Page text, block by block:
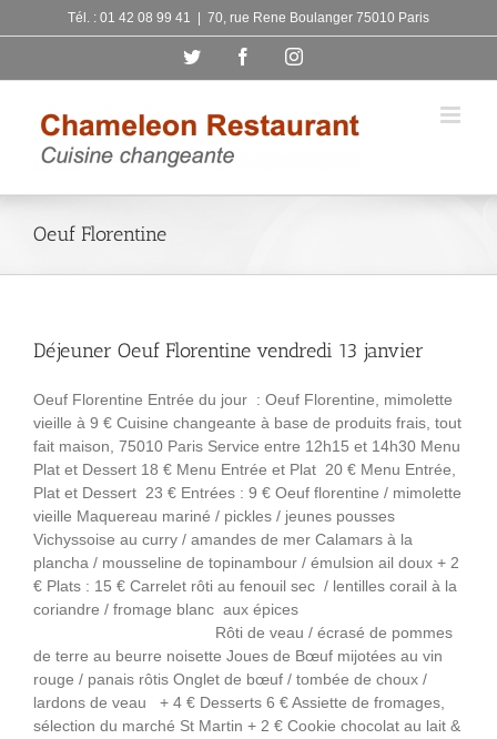
to
Tél. : 01 42 08 99 41 70, rue Rene Boulanger 75010 Paris
Twitter FacebookInstagram
Oeuf Florentine
Déjeuner Oeuf Florentine vendredi 13 janvier
Oeuf Florentine Entrée du jour : Oeuf Florentine, mimolette
vieille à 9 € Cuisine changeante à base de produits frais, tout
fait maison, 75010 Paris Service entre 12h15 et 14h30 Menu
Plat et Dessert 18 € Menu Entrée et Plat 20 € Menu Entrée,
Plat et Dessert 23 € Entrées : 9 € Oeuf florentine / mimolette
vieille Maquereau mariné / pickles / jeunes pousses
Vichyssoise au curry / amandes de mer Calamars à la
plancha / mousseline de topinambour / émulsion ail doux + 2
€ Plats : 15 € Carrelet rôti au fenouil sec / lentilles corail à la
coriandre / fromage blanc aux épices
Rôti de veau / écrasé de pommes
de terre au beurre noisette Joues de Bœuf mijotées au vin
rouge / panais rôtis Onglet de bœuf / tombée de choux /
lardons de veau + 4 € Desserts 6 € Assiette de fromages,
sélection du marché St Martin + 2 € Cookie chocolat au lait &